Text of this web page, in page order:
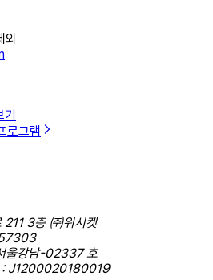
외
로그램
211 3층 ㈜위시켓
울강남-02337 호
: J1200020180019